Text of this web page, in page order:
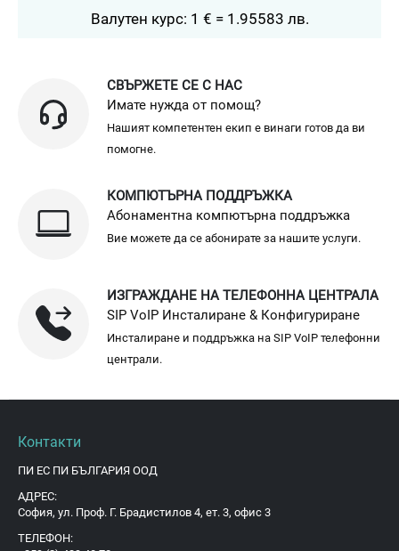
Валутен курс: 1 € = 1.95583 лв.
СВЪРЖЕТЕ СЕ С НАС
Имате нужда от помощ?
Нашият компетентен екип е винаги готов да ви
помогне.
КОМПЮТЪРНА ПОДДРЪЖКА
Абонаментна компютърна поддръжка
Вие можете да се абонирате за нашите услуги.
ИЗГРАЖДАНЕ НА ТЕЛЕФОННА ЦЕНТРАЛА
SIP VoIP Инсталиране & Конфигуриране
Инсталиране и поддръжка на SIP VoIP телефонни
централи.
Контакти
ПИ ЕС ПИ БЪЛГАРИЯ ООД
АДРЕС:
София, ул. Проф. Г. Брадистилов 4, ет. 3, офис 3
ТЕЛЕФОН: